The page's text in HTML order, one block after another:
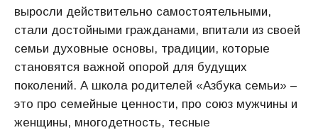
выросли действительно самостоятельными,
стали достойными гражданами, впитали из своей
семьи духовные основы, традиции, которые
становятся важной опорой для будущих
поколений. А школа родителей «Азбука семьи» –
это про семейные ценности, про союз мужчины и
женщины, многодетность, тесные